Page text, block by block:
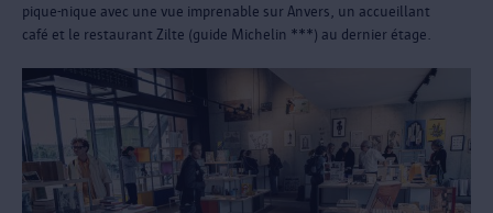
pique-nique avec une vue imprenable sur Anvers, un accueillant
café et le restaurant Zilte (guide Michelin ***) au dernier étage.